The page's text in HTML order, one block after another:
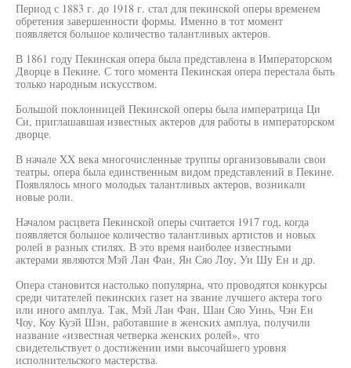
Период с 1883 г. до 1918 г. стал для пекинской оперы временем
обретения завершенности формы. Именно в тот момент
появляется большое количество талантливых актеров.
В 1861 году Пекинская опера была представлена в Императорском
Дворце в Пекине. С того момента Пекинская опера перестала быть
только народным искусством.
Большой поклонницей Пекинской оперы была императрица Ци
Си, приглашавшая известных актеров для работы в императорском
дворце.
В начале XX века многочисленные труппы организовывали свои
театры, опера была единственным видом представлений в Пекине.
Появлялось много молодых талантливых актеров, возникали
новые роли.
Началом расцвета Пекинской оперы считается 1917 год, когда
появляется большое количество талантливых артистов и новых
ролей в разных стилях. В это время наиболее известными
актерами являются Мэй Лан Фан, Ян Сяо Лоу, Уи Шу Ен и др.
Опера становится настолько популярна, что проводятся конкурсы
среди читателей пекинских газет на звание лучшего актера того
или иного амплуа. Так, Мэй Лан Фан, Шан Сяо Уинь, Чэн Ен
Чоу, Коу Куэй Шэн, работавшие в женских амплуа, получили
название «известная четверка женских ролей», что
свидетельствует о достижении ими высочайшего уровня
исполнительского мастерства.